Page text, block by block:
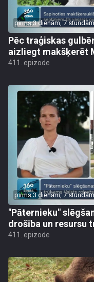
pirms 3 dienām, 7 stundām
Pēc traģiskas
aizliegt makšķerēt
411. epizode
pirms 3 dienām, 7 stundām
"Pāternieku"
drošība un resursu
411. epizode